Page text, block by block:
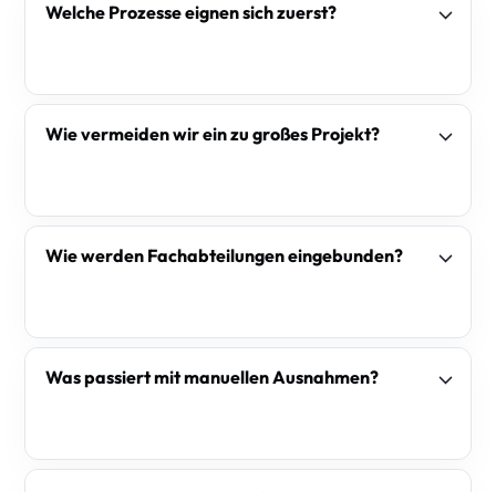
Welche Prozesse eignen sich zuerst?
Wie vermeiden wir ein zu großes Projekt?
Wie werden Fachabteilungen eingebunden?
Was passiert mit manuellen Ausnahmen?